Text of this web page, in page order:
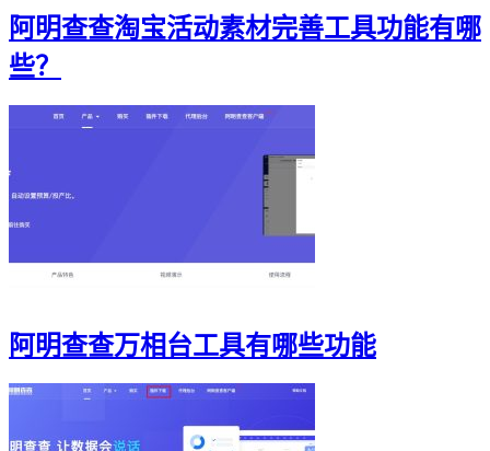
阿明查查淘宝活动素材完善工具功能有哪
些？
阿明查查万相台工具有哪些功能